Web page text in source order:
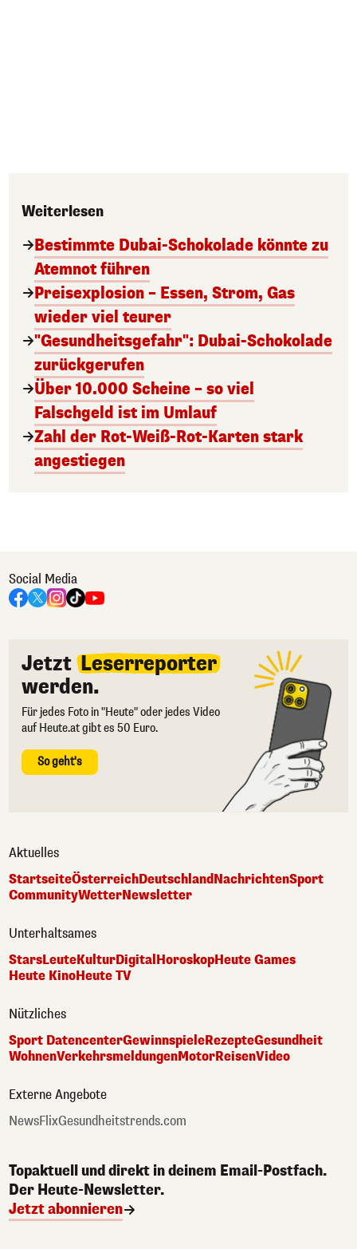
Weiterlesen
Bestimmte Dubai-Schokolade könnte zu
Atemnot führen
Preisexplosion – Essen, Strom, Gas
wieder viel teurer
"Gesundheitsgefahr": Dubai-Schokolade
zurückgerufen
Über 10.000 Scheine – so viel
Falschgeld ist im Umlauf
Zahl der Rot-Weiß-Rot-Karten stark
angestiegen
Social Media
Jetzt Leserreporter
werden.
Für jedes Foto in "Heute" oder jedes Video
auf Heute.at gibt es 50 Euro.
So geht's
Aktuelles
StartseiteÖsterreichDeutschlandNachrichtenSport
CommunityWetterNewsletter
Unterhaltsames
StarsLeuteKulturDigitalHoroskopHeute Games
Heute KinoHeute TV
Nützliches
Sport DatencenterGewinnspieleRezepteGesundheit
WohnenVerkehrsmeldungenMotorReisenVideo
Externe Angebote
NewsFlixGesundheitstrends.com
Topaktuell und direkt in deinem Email-Postfach.
Der Heute-Newsletter.
Jetzt abonnieren